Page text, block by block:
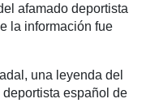
afamado deportista
la información fue
una leyenda del
español de